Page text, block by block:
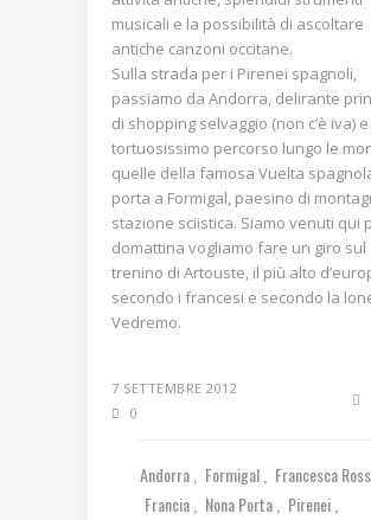
musicali e la possibilità di ascoltare
antiche canzoni occitane.
Sulla strada per i Pirenei spagnoli,
passiamo da Andorra, delirante
di shopping selvaggio (non c’è iva)
tortuosissimo percorso lungo le
quelle della famosa Vuelta
porta a Formigal, paesino di
stazione sciistica. Siamo venuti qui
domattina vogliamo fare un giro sul
trenino di Artouste, il più alto
secondo i francesi e secondo la
Vedremo.
7 SETTEMBRE 2012
0
Andorra Formigal
Francesca
Francia
Nona Porta
Pirenei